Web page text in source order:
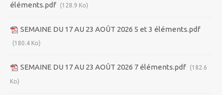
éléments.pdf
(128.9 Ko)
SEMAINE DU 17 AU 23 AOÛT 2026 5 et 3 éléments.pdf
(180.4 Ko)
SEMAINE DU 17 AU 23 AOÛT 2026 7 éléments.pdf (182.6
Ko)